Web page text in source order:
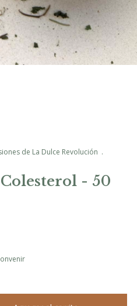
de La Dulce Revolución .
- 50